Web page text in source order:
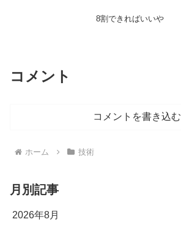
8割できればいいや
コメント
コメントを書き込む
ホーム 技術
月別記事
2026年8月